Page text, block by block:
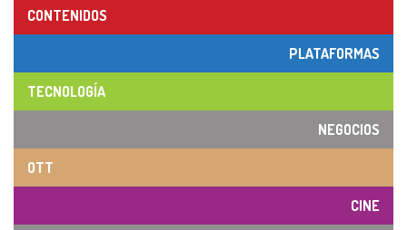
CONTENIDOS
PLATAFORMAS
TECNOLOGÍA
NEGOCIOS
OTT
CINE